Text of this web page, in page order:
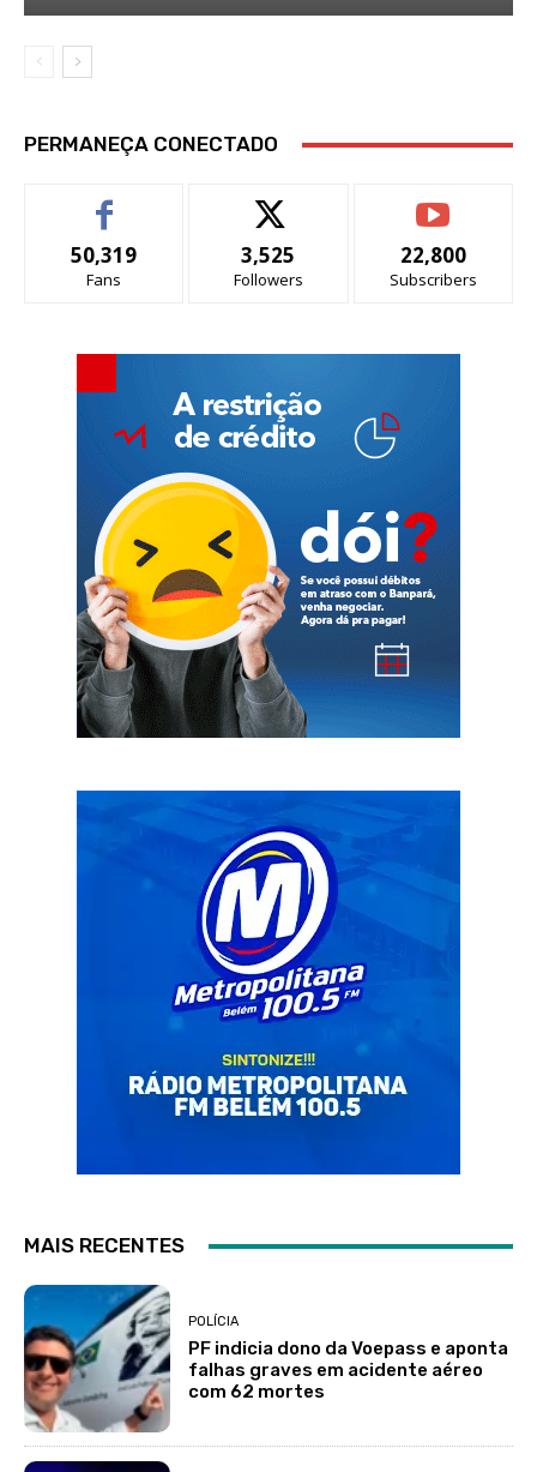
PERMANEÇA CONECTADO
50,319
Fans
3,525
Followers
22,800
Subscribers
MAIS RECENTES
POLÍCIA
PF indicia dono da Voepass e aponta
falhas graves em acidente aéreo
com 62 mortes